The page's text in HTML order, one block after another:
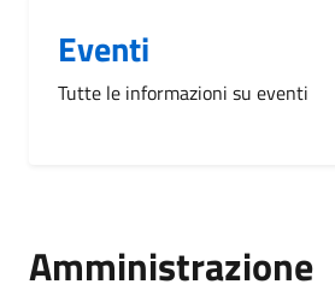
Eventi
Tutte le informazioni su eventi
Amministrazione